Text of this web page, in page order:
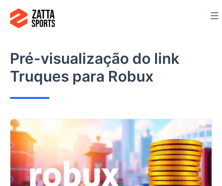
para
conteúdo
Pré-visualização do link
Truques para Robux